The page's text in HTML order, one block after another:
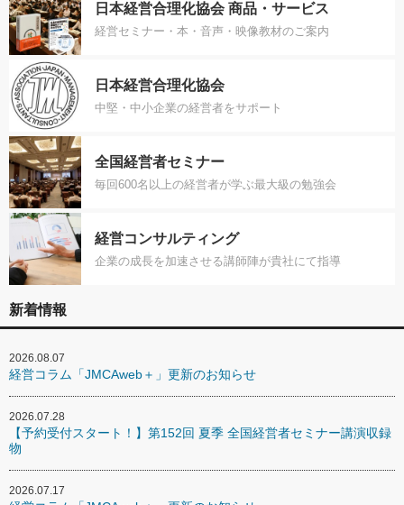
日本経営合理化協会 商品・サービス
経営セミナー・本・音声・映像教材のご案内
日本経営合理化協会
中堅・中小企業の経営者をサポート
全国経営者セミナー
毎回600名以上の経営者が学ぶ最大級の勉強会
経営コンサルティング
企業の成長を加速させる講師陣が貴社にて指導
新着情報
2026.08.07
経営コラム「JMCAweb＋」更新のお知らせ
2026.07.28
【予約受付スタート！】第152回 夏季 全国経営者セミナー講演収録
物
2026.07.17